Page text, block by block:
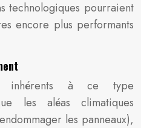
technologiques pourraient
encore plus performants
inhérents à ce type
les aléas climatiques
les panneaux),